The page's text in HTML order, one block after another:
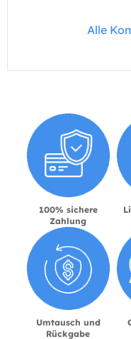
Alle
100% sichere
Zahlung
Umtausch und
Rückgabe